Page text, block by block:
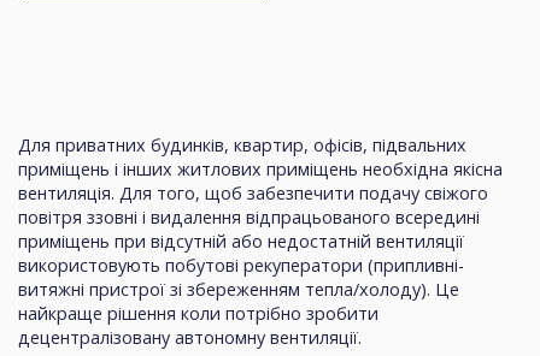
Для приватних будинків, квартир, офісів, підвальних
приміщень і інших житлових приміщень необхідна якісна
вентиляція. Для того, щоб забезпечити подачу свіжого
повітря ззовні і видалення відпрацьованого всередині
приміщень при відсутній або недостатній вентиляції
використовують побутові рекуператори (припливні-
витяжні пристрої зі збереженням тепла/холоду). Це
найкраще рішення коли потрібно зробити
децентралізовану автономну вентиляції.